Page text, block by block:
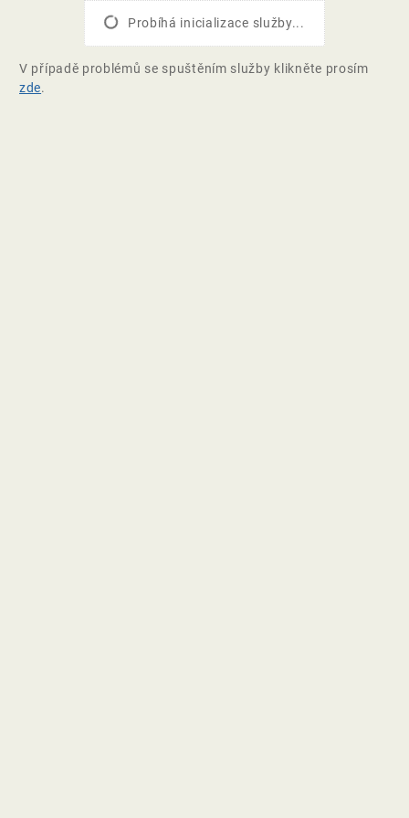
Probíhá inicializace služby...
V případě problémů se spuštěním služby klikněte prosím
zde.